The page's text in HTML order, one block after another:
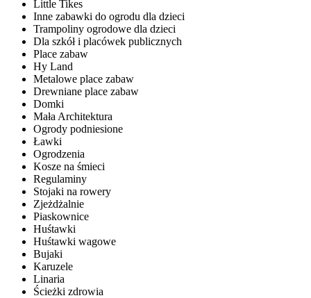
Little Tikes
Inne zabawki do ogrodu dla dzieci
Trampoliny ogrodowe dla dzieci
Dla szkół i placówek publicznych
Place zabaw
Hy Land
Metalowe place zabaw
Drewniane place zabaw
Domki
Mała Architektura
Ogrody podniesione
Ławki
Ogrodzenia
Kosze na śmieci
Regulaminy
Stojaki na rowery
Zjeżdżalnie
Piaskownice
Huśtawki
Huśtawki wagowe
Bujaki
Karuzele
Linaria
Ścieżki zdrowia